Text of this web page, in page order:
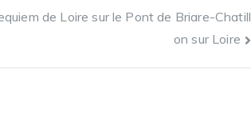
de Loire sur le Pont de Briare-Chatill
on sur Loire